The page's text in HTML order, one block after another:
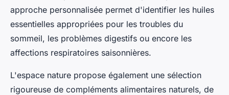
approche personnalisée permet d'identifier les huiles
essentielles appropriées pour les troubles du
sommeil, les problèmes digestifs ou encore les
affections respiratoires saisonnières.
L'espace nature propose également une sélection
rigoureuse de compléments alimentaires naturels, de